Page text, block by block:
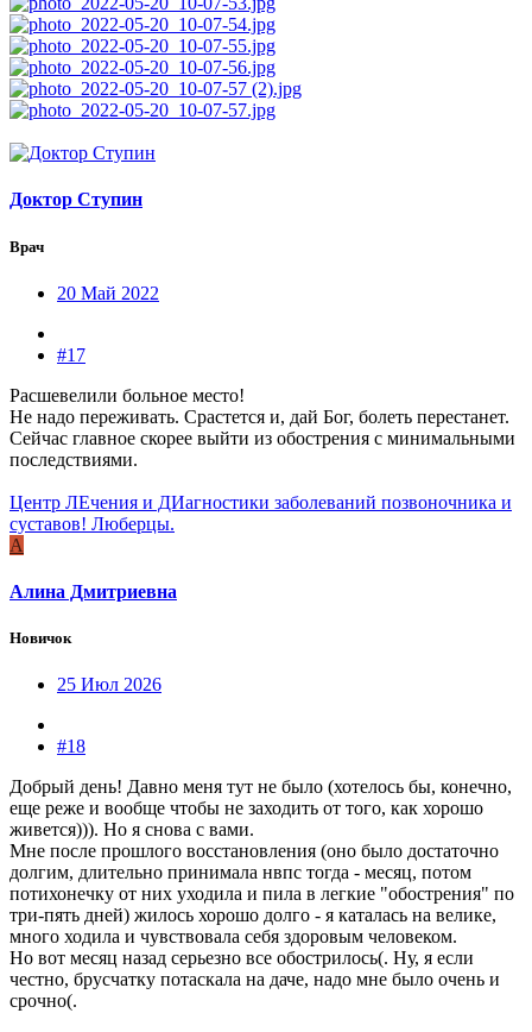
Доктор Ступин
Врач
20 Май 2022
#17
Расшевелили больное место!
Не надо переживать. Срастется и, дай Бог, болеть перестанет.
Сейчас главное скорее выйти из обострения с минимальными
последствиями.
Центр ЛЕчения и ДИагностики заболеваний позвоночника и
суставов! Люберцы.
А
Алина Дмитриевна
Новичок
25 Июл 2026
#18
Добрый день! Давно меня тут не было (хотелось бы, конечно,
еще реже и вообще чтобы не заходить от того, как хорошо
живется))). Но я снова с вами.
Мне после прошлого восстановления (оно было достаточно
долгим, длительно принимала нвпс тогда - месяц, потом
потихонечку от них уходила и пила в легкие "обострения" по
три-пять дней) жилось хорошо долго - я каталась на велике,
много ходила и чувствовала себя здоровым человеком.
Но вот месяц назад серьезно все обострилось(. Ну, я если
честно, брусчатку потаскала на даче, надо мне было очень и
срочно(.